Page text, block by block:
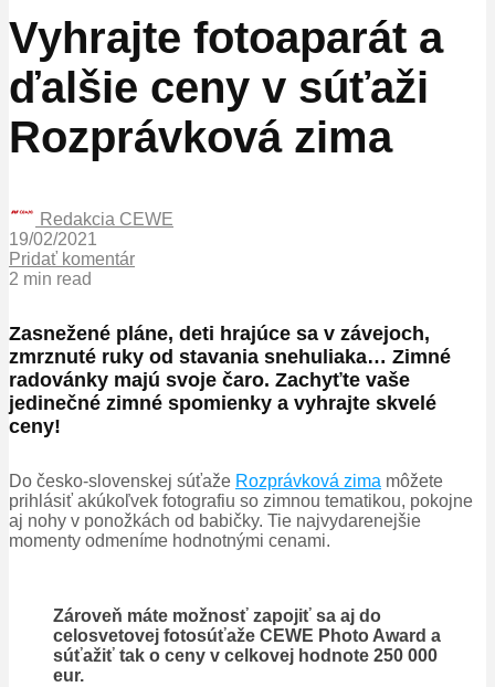
Vyhrajte fotoaparát a
ďalšie ceny v súťaži
Rozprávková zima
Redakcia CEWE
19/02/2021
Pridať komentár
2 min read
Zasnežené pláne, deti hrajúce sa v závejoch,
zmrznuté ruky od stavania snehuliaka… Zimné
radovánky majú svoje čaro. Zachyťte vaše
jedinečné zimné spomienky a vyhrajte skvelé
ceny!
Do česko-slovenskej súťaže Rozprávková zima môžete
prihlásiť akúkoľvek fotografiu so zimnou tematikou, pokojne
aj nohy v ponožkách od babičky. Tie najvydarenejšie
momenty odmeníme hodnotnými cenami.
Zároveň máte možnosť zapojiť sa aj do
celosvetovej fotosúťaže CEWE Photo Award a
súťažiť tak o ceny v celkovej hodnote 250 000
eur.